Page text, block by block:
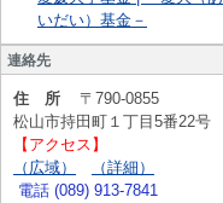
いだい）基金－
連絡先
住 所 〒790-0855
松山市持田町１丁目5番22号
【アクセス】
（広域）
（詳細）
電話 (089) 913-7841